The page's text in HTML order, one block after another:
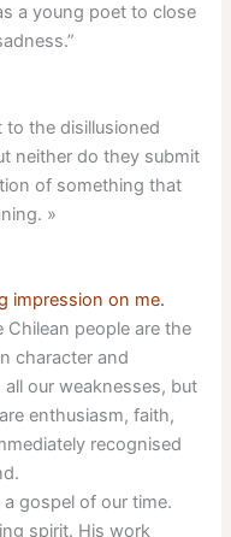
a young poet to close
to the disillusioned
neither do they submit
of something that
»
impression on me.
Chilean people are the
character and
all our weaknesses, but
enthusiasm, faith,
recognised
a gospel of our time.
spirit. His work